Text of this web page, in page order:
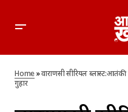
रहम की गुहार
Home»वाराणसी सीरियल
गुहार